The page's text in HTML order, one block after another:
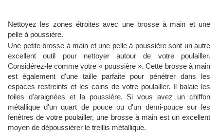
Nettoyez les zones étroites avec une brosse à main et une
pelle à poussière.
Une petite brosse à main et une pelle à poussière sont un autre
excellent outil pour nettoyer autour de votre poulailler.
Considérez-le comme votre « poussière ». Cette brosse à main
est également d'une taille parfaite pour pénétrer dans les
espaces restreints et les coins de votre poulailler. Il balaie les
toiles d'araignées et la poussière. Si vous avez un chiffon
métallique d'un quart de pouce ou d'un demi-pouce sur les
fenêtres de votre poulailler, une brosse à main est un excellent
moyen de dépoussiérer le treillis métallique.